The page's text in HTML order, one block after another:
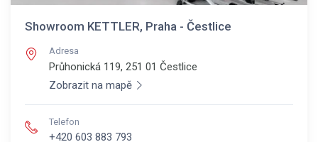
Showroom KETTLER, Praha - Čestlice
Adresa
Průhonická 119, 251 01 Čestlice
Zobrazit na mapě
Telefon
+420 603 883 793